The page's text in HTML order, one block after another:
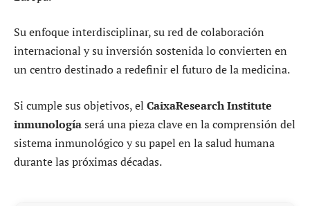
Su enfoque interdisciplinar, su red de colaboración
internacional y su inversión sostenida lo convierten en
un centro destinado a redefinir el futuro de la medicina.
Si cumple sus objetivos, el CaixaResearch Institute
inmunologíaserá una pieza clave en la comprensión del
sistema inmunológico y su papel en la salud humana
durante las próximas décadas.